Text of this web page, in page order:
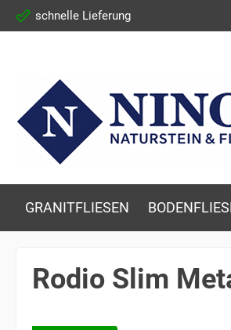
schnelle Lieferung
GRANITFLIESEN
Rodio Slim